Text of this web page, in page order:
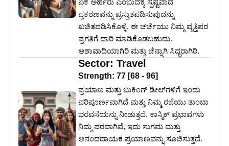
ಏಕೆ ಅರ್ಹರು ಎಂಬುದಕ್ಕೆ ಸ್ಪಷ್ಟವಾದ
ಪ್ರಕರಣವನ್ನು ಪ್ರಸ್ತುತಪಡಿಸುವುದನ್ನು
ಖಚಿತಪಡಿಸಿಕೊಳ್ಳಿ. ಈ ಚರ್ಚೆಯು ನಿಮ್ಮ ವೃತ್ತಿಪರ
ಪ್ರಗತಿಗೆ ದಾರಿ ಮಾಡಿಕೊಡಬಹುದು.
ಆಶಾವಾದಿಯಾಗಿರಿ ಮತ್ತು ಚೆನ್ನಾಗಿ ಸಿದ್ಧರಾಗಿರಿ.
Sector: Travel
Strength: 77 [68 - 96]
ಪ್ರಯಾಣ ಮತ್ತು ಬುಕಿಂಗ್ ಡೀಲ್‌ಗಳಿಗೆ ಇಂದು
ಪರಿಪೂರ್ಣವಾಗಿದೆ ಮತ್ತು ನಿಮ್ಮ ರಜೆಯು ತುಂಬಾ
ಭರವಸೆಯನ್ನು ನೀಡುತ್ತದೆ. ಕಾಸ್ಮಿಕ್ ಪ್ರಭಾವಗಳು
ನಿಮ್ಮ ಪರವಾಗಿವೆ, ಇದು ಸುಗಮ ಮತ್ತು
ಆನಂದದಾಯಕ ಪ್ರಯಾಣವನ್ನು ಸೂಚಿಸುತ್ತದೆ.